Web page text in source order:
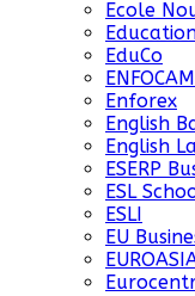
Ecole
EduCo
Enforex
English
English
ESERP
ESL
ESLI
EU